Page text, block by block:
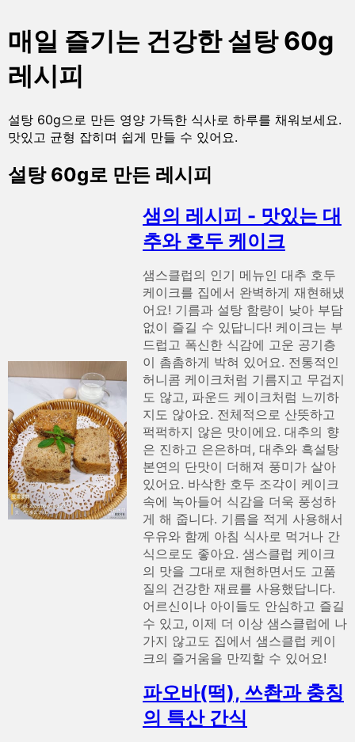
매일 즐기는 건강한 설탕 60g
레시피
설탕 60g으로 만든 영양 가득한 식사로 하루를 채워보세요.
맛있고 균형 잡히며 쉽게 만들 수 있어요.
설탕 60g로 만든 레시피
샘의 레시피 - 맛있는 대
추와 호두 케이크
샘스클럽의 인기 메뉴인 대추 호두
케이크를 집에서 완벽하게 재현해냈
어요! 기름과 설탕 함량이 낮아 부담
없이 즐길 수 있답니다! 케이크는 부
드럽고 폭신한 식감에 고운 공기층
이 촘촘하게 박혀 있어요. 전통적인
허니콤 케이크처럼 기름지고 무겁지
도 않고, 파운드 케이크처럼 느끼하
지도 않아요. 전체적으로 산뜻하고
퍽퍽하지 않은 맛이에요. 대추의 향
은 진하고 은은하며, 대추와 흑설탕
본연의 단맛이 더해져 풍미가 살아
있어요. 바삭한 호두 조각이 케이크
속에 녹아들어 식감을 더욱 풍성하
게 해 줍니다. 기름을 적게 사용해서
우유와 함께 아침 식사로 먹거나 간
식으로도 좋아요. 샘스클럽 케이크
의 맛을 그대로 재현하면서도 고품
질의 건강한 재료를 사용했답니다.
어르신이나 아이들도 안심하고 즐길
수 있고, 이제 더 이상 샘스클럽에 나
가지 않고도 집에서 샘스클럽 케이
크의 즐거움을 만끽할 수 있어요!
파오바(떡), 쓰촨과 충칭
의 특산 간식